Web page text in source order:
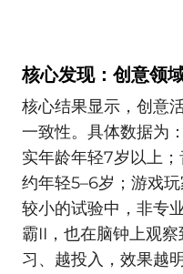
核心发现：创意领
核心结果显示，创意
一致性。具体数据为
实年龄年轻7岁以上
约年轻5–6岁；游戏
较小的试验中，非专
霸II，也在脑钟上观
习、越投入，效果越